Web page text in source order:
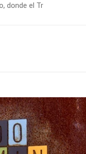
donde el Tr